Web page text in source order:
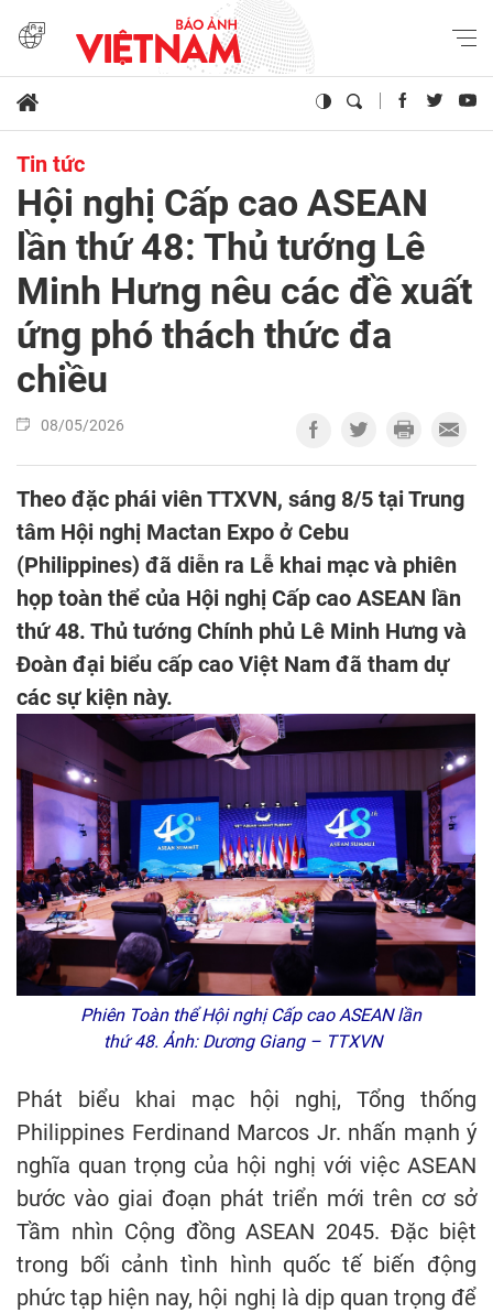
Tin tức
Hội nghị Cấp cao ASEAN
lần thứ 48: Thủ tướng Lê
Minh Hưng nêu các đề xuất
ứng phó thách thức đa
chiều
08/05/2026
Theo đặc phái viên TTXVN, sáng 8/5 tại Trung
tâm Hội nghị Mactan Expo ở Cebu
(Philippines) đã diễn ra Lễ khai mạc và phiên
họp toàn thể của Hội nghị Cấp cao ASEAN lần
thứ 48. Thủ tướng Chính phủ Lê Minh Hưng và
Đoàn đại biểu cấp cao Việt Nam đã tham dự
các sự kiện này.
Phiên Toàn thể Hội nghị Cấp cao ASEAN lần
thứ 48. Ảnh: Dương Giang – TTXVN
Phát biểu khai mạc hội nghị, Tổng thống
Philippines Ferdinand Marcos Jr. nhấn mạnh ý
nghĩa quan trọng của hội nghị với việc ASEAN
bước vào giai đoạn phát triển mới trên cơ sở
Tầm nhìn Cộng đồng ASEAN 2045. Đặc biệt
trong bối cảnh tình hình quốc tế biến động
phức tạp hiện nay, hội nghị là dịp quan trọng để